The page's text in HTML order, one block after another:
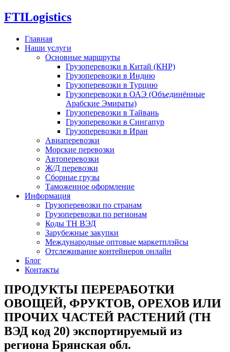
FTILogistics
Главная
Наши услуги
Основные маршруты
Грузоперевозки в Китай (КНР)
Грузоперевозки в Индию
Грузоперевозки в Турцию
Грузоперевозки в ОАЭ (Объединённые
Арабские Эмираты)
Грузоперевозки в Тайвань
Грузоперевозки в Сингапур
Грузоперевозки в Иран
Авиаперевозки
Морские перевозки
Автоперевозки
Ж/Д перевозки
Сборные грузы
Таможенное оформление
Информация
Грузоперевозки по странам
Грузоперевозки по регионам
Коды ТН ВЭД
Зарубежные закупки
Международные оптовые маркетплэйсы
Отслеживание контейнеров онлайн
Блог
Контакты
ПРОДУКТЫ ПЕРЕРАБОТКИ
ОВОЩЕЙ, ФРУКТОВ, ОРЕХОВ ИЛИ
ПРОЧИХ ЧАСТЕЙ РАСТЕНИЙ (ТН
ВЭД код 20) экспортируемый из
региона Брянская обл.